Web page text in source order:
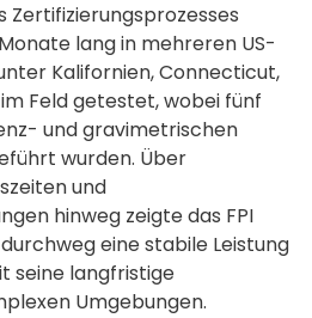
Zertifizierungsprozesses
lang in mehreren US-
Kalifornien, Connecticut,
Feld getestet, wobei fünf
und gravimetrischen
wurden. Über
und
hinweg zeigte das FPI
eine stabile Leistung
seine langfristige
Umgebungen.